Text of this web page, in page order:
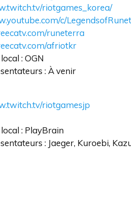
riotgames_korea/
c/
runeterra
afriotkr
: OGN
: À venir
riotgamesjp
: PlayBrain
: Jaeger, Kuroebi,